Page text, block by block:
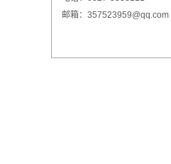
邮箱：357523959@qq.com